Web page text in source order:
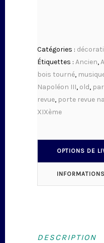
Catégories :
Étiquettes : Ancien,
bois tourné,
Napoléon III, old,
revue, porte revue
XIXème
OPTIONS DE
DESCRIPTION